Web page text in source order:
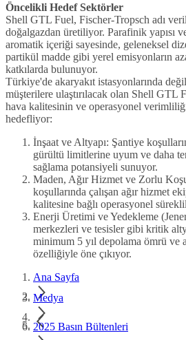
Öncelikli Hedef Sektörler
Shell GTL Fuel, Fischer-Tropsch adı
doğalgazdan üretiliyor. Parafinik yapısı
aromatik içeriği sayesinde, geleneksel
partikül madde gibi yerel emisyonların
katkılarda bulunuyor.
Türkiye'de akaryakıt istasyonlarında
müşterilere ulaştırılacak olan Shell GTL
hava kalitesinin ve operasyonel
hedefliyor:
İnşaat ve Altyapı: Şantiye
gürültü limitlerine uyum ve daha
sağlama potansiyeli sunuyor.
Maden, Ağır Hizmet ve Zorlu
koşullarında çalışan ağır hizmet
kalitesine bağlı operasyonel
Enerji Üretimi ve Yedekleme
merkezleri ve tesisler gibi kritik
minimum 5 yıl depolama ömrü ve
özelliğiyle öne çıkıyor.
Ana Sayfa
Medya
2025 Basın Bültenleri